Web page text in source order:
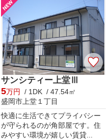
サンシティー上堂Ⅲ
5万円
/ 1DK / 47.54㎡
盛岡市上堂１丁目
快適に生活できてプライバシー
が守られるのが角部屋です。住
みやすい環境が嬉しい賃貸...